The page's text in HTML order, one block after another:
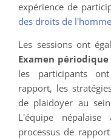
expérience de
des droits de l'homme
Les sessions ont
Examen
les participants
rapport, les
de plaidoyer au
L'équipe
processus de